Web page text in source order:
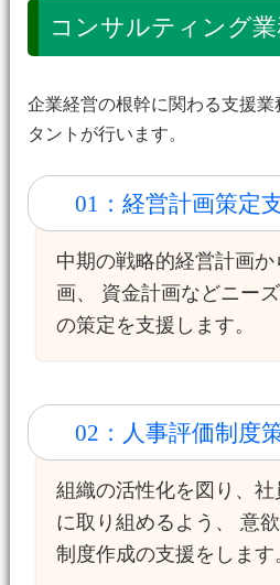
コンサルティング
企業経営の根幹に関わる支援
タントが行います。
01：経営計画策定
中期の戦略的経営計画
画、 資金計画などニー
の策定を支援します。
02：人事評価制度
組織の活性化を図り、
に取り組めるよう、 意
制度作成の支援をします